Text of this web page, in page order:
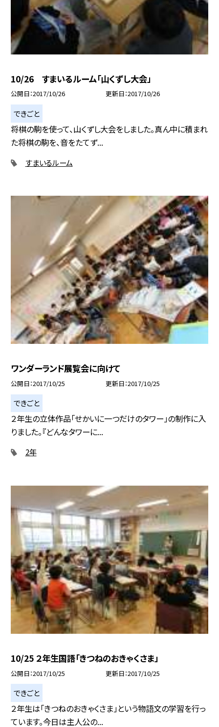
10/26 すまいるルーム「山くずし大会」
公開日 2017/10/26 更新日 2017/10/26
できごと
将棋の駒を使って、山くずし大会をしました。真ん中に積まれ
た将棋の駒を、音をたてず...
すまいるルーム
ワンダーランド展覧会に向けて
公開日 2017/10/25 更新日 2017/10/25
できごと
２年生の立体作品「せかいに一つだけのタワー」の制作に入
りました。『どんなタワーに...
2年
10/25 ２年生国語「きつねのおきゃくさま」
公開日 2017/10/25 更新日 2017/10/25
できごと
２年生は「きつねのおきゃくさま」という物語文の学習を行っ
ています。今日は主人公の...